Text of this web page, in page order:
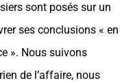
sont posés sur un
ses conclusions « en
». Nous suivons
de l’affaire, nous